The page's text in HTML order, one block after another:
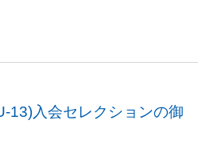
13)入会セレクションの御